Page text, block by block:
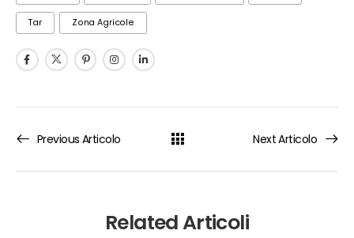
Tar Zona Agricole
Previous Articolo Next Articolo
Related Articoli